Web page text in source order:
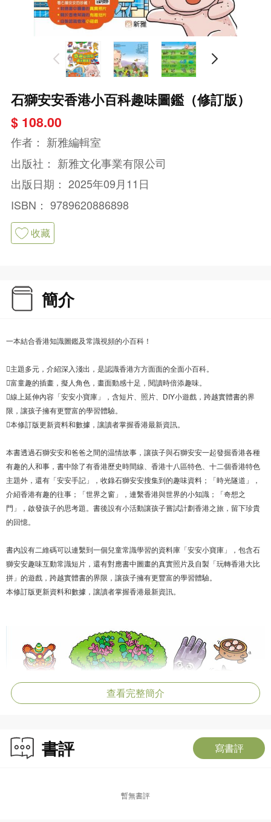
石獅安安香港小百科趣味圖鑑（修訂版）
$ 108.00
作者： 新雅編輯室
出版社： 新雅文化事業有限公司
出版日期： 2025年09月11日
ISBN： 9789620886898
收藏
簡介
一本結合香港知識圖鑑及常識視頻的小百科！
主題多元，介紹深入淺出，是認識香港方方面面的全面小百科。
富童趣的插畫，擬人角色，畫面動感十足，閱讀時倍添趣味。
線上延伸內容「安安小寶庫」，含短片、照片、DIY小遊戲，跨越實體書的界
限，讓孩子擁有更豐富的學習體驗。
本修訂版更新資料和數據，讓讀者掌握香港最新資訊。
本書透過石獅安安和爸爸之間的温情故事，讓孩子與石獅安安一起發掘香港各種
有趣的人和事，書中除了有香港歷史時間線、香港十八區特色、十二個香港特色
主題外，還有「安安手記」，收錄石獅安安搜集到的趣味資料；「時光隧道」，
介紹香港有趣的往事；「世界之窗」，連繫香港與世界的小知識；「奇想之
門」，啟發孩子的思考題。書後設有小活動讓孩子嘗試計劃香港之旅，留下珍貴
的回憶。
書內設有二維碼可以連繫到一個兒童常識學習的資料庫「安安小寶庫」，包含石
獅安安趣味互動常識短片，還有對應書中圖畫的真實照片及自製「玩轉香港大比
拼」的遊戲，跨越實體書的界限，讓孩子擁有更豐富的學習體驗。
本修訂版更新資料和數據，讓讀者掌握香港最新資訊。
查看完整簡介
書評 寫書評
暫無書評